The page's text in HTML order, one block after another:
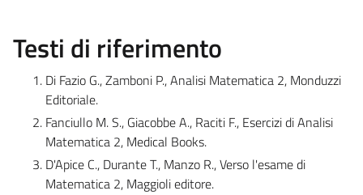
Testi di riferimento
Di Fazio G., Zamboni P., Analisi Matematica 2, Monduzzi
Editoriale.
Fanciullo M. S., Giacobbe A., Raciti F., Esercizi di Analisi
Matematica 2, Medical Books.
D'Apice C., Durante T., Manzo R., Verso l'esame di
Matematica 2, Maggioli editore.